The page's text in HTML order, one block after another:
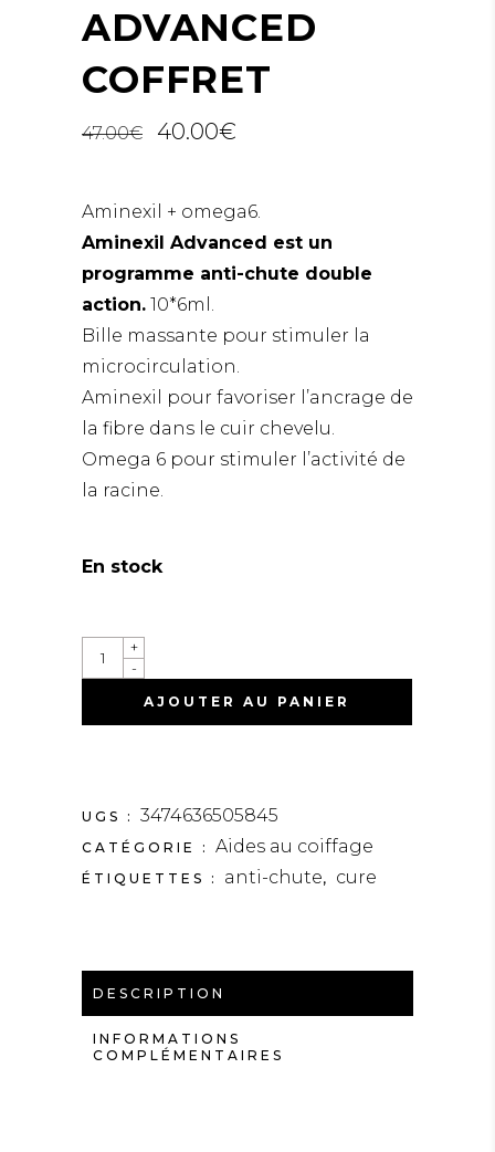
ADVANCED
COFFRET
47.00€ 40.00€
Aminexil + omega6.
Aminexil Advanced est un
programme anti-chute double
action. 10*6ml.
Bille massante pour stimuler la
microcirculation.
Aminexil pour favoriser l’ancrage de
la fibre dans le cuir chevelu.
Omega 6 pour stimuler l’activité de
la racine.
En stock
-
+
AJOUTER AU PANIER
UGS : 3474636505845
CATÉGORIE : Aides au coiffage
ÉTIQUETTES : anti-chute, cure
DESCRIPTION
INFORMATIONS
COMPLÉMENTAIRES